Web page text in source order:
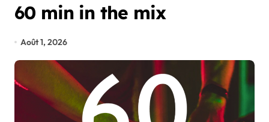
60 min in the mix
Août 1, 2026